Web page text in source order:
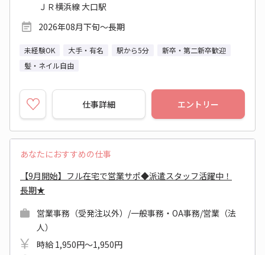
ＪＲ横浜線 大口駅
2026年08月下旬～長期
未経験OK 大手・有名 駅から5分
新卒・第二新卒歓迎
髪・ネイル自由
仕事詳細 エントリー
あなたにおすすめの仕事
【9月開始】フル在宅で営業サポ◆派遣スタッフ活躍中！
長期★
営業事務（受発注以外）/一般事務・OA事務/営業（法
人）
時給 1,950円～1,950円